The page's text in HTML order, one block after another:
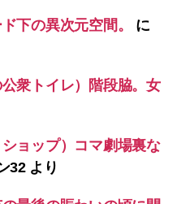
下の異次元空間。
に
衆トイレ）階段脇。女
ョップ）コマ劇場裏な
32より